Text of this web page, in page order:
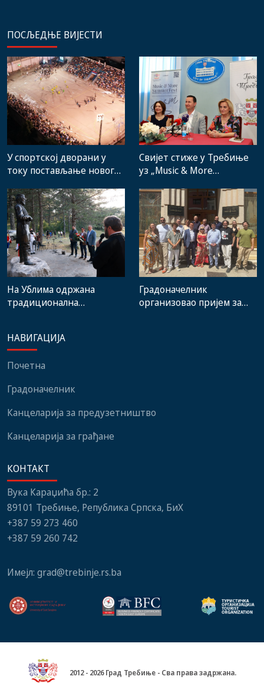
ПОСЉЕДЊЕ ВИЈЕСТИ
У спортској дворани у
току постављање новог
стадиону малих игара
нови мобилијар
Свијет стиже у Требиње
уз „Music & More
На Ублима одржана
традиционална
Градоначелник
организовао пријем за
НАВИГАЦИЈА
Почетна
Градоначелник
Канцеларија за предузетништво
Канцеларија за грађане
КОНТАКТ
Вука Караџића бр.: 2
89101 Требиње, Република Српска, БиХ
+387 59 273 460
+387 59 260 742
Имејл: grad@trebinje.rs.ba
2012 - 2026 Град Требиње - Сва права задржана.